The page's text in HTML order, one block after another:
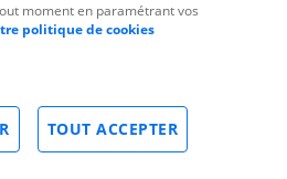
moment en paramétrant vos
politique de cookies
TOUT ACCEPTER